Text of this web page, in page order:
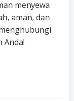
menyewa
aman, dan
Anda!